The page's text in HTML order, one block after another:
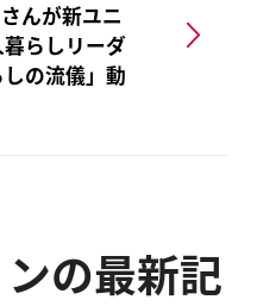
んが新ユニ
らしリーダ
の流儀」動
の最新記